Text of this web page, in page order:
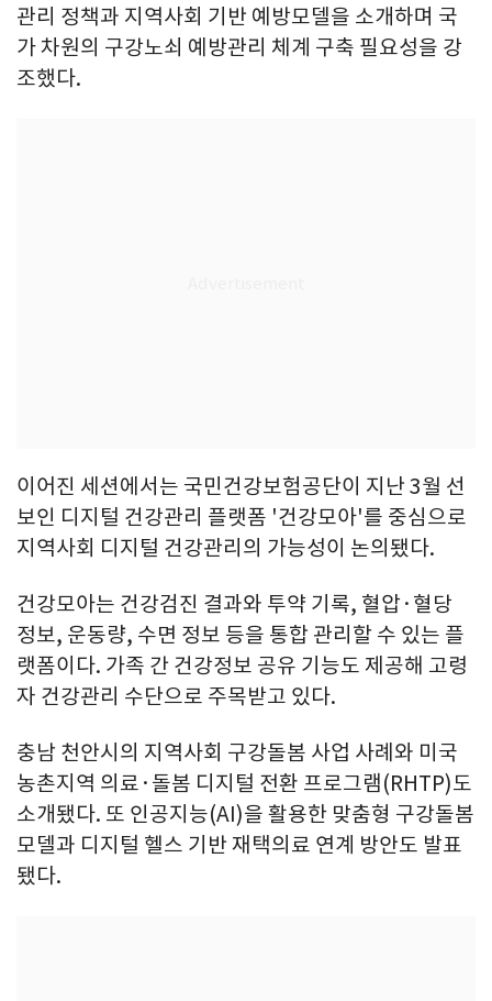
관리 정책과 지역사회 기반 예방모델을 소개하며 국
가 차원의 구강노쇠 예방관리 체계 구축 필요성을 강
조했다.
이어진 세션에서는 국민건강보험공단이 지난 3월 선
보인 디지털 건강관리 플랫폼 '건강모아'를 중심으로
지역사회 디지털 건강관리의 가능성이 논의됐다.
건강모아는 건강검진 결과와 투약 기록, 혈압·혈당
정보, 운동량, 수면 정보 등을 통합 관리할 수 있는 플
랫폼이다. 가족 간 건강정보 공유 기능도 제공해 고령
자 건강관리 수단으로 주목받고 있다.
충남 천안시의 지역사회 구강돌봄 사업 사례와 미국
농촌지역 의료·돌봄 디지털 전환 프로그램(RHTP)도
소개됐다. 또 인공지능(AI)을 활용한 맞춤형 구강돌봄
모델과 디지털 헬스 기반 재택의료 연계 방안도 발표
됐다.